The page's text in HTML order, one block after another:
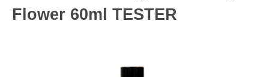
Flower 60ml TESTER